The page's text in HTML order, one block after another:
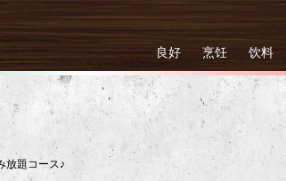
良好 烹饪 饮料
放題コース♪